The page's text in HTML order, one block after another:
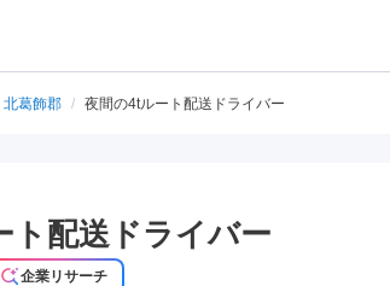
北葛飾郡 / 夜間の4tルート配送ドライバー
ト配送ドライバー
企業リサーチ